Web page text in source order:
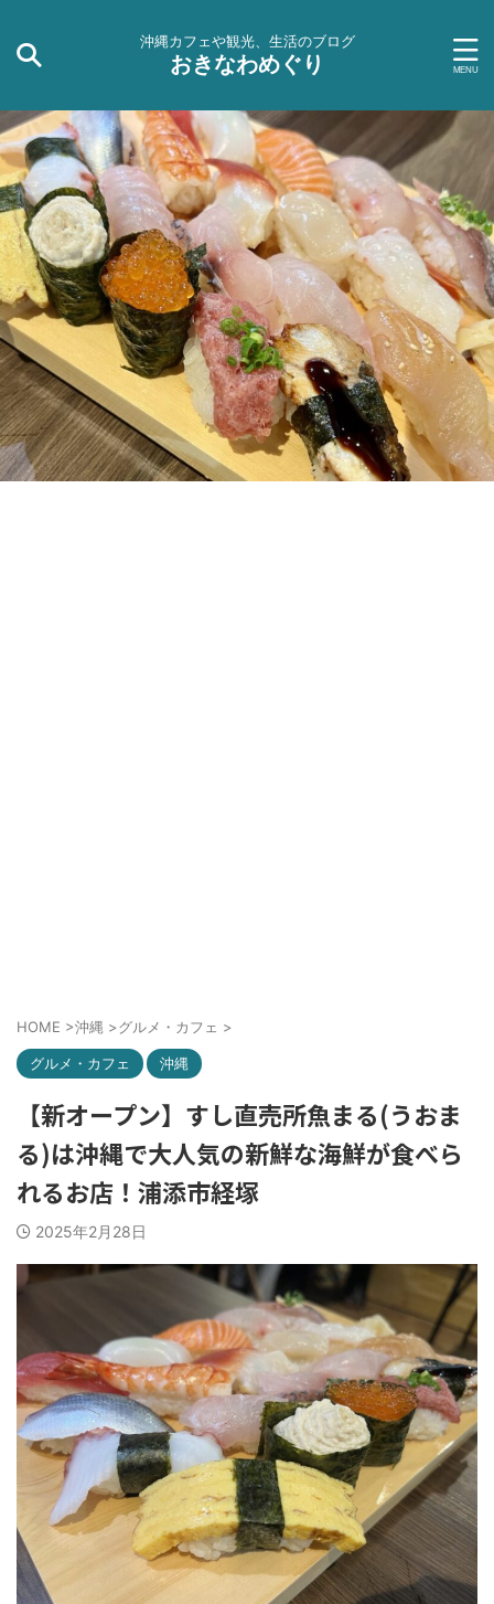
沖縄カフェや観光、生活のブログ
おきなわめぐり
HOME >沖縄 >グルメ・カフェ >
グルメ・カフェ 沖縄
【新オープン】すし直売所魚まる(うおま
る)は沖縄で大人気の新鮮な海鮮が食べら
れるお店！浦添市経塚
2025年2月28日